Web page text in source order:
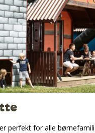
perfekt for alle